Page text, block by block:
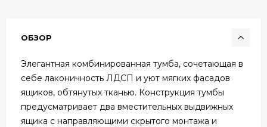
ОБЗОР
Элегантная комбинированная тумба, сочетающая в
себе лаконичность ЛДСП и уют мягких фасадов
ящиков, обтянутых тканью. Конструкция тумбы
предусматривает два вместительных выдвижных
ящика с направляющими скрытого монтажа и